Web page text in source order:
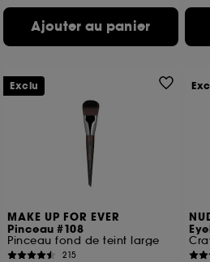
Ajouter au panier
MAKE UP FOR EVER
Pinceau #108
Pinceau fond de teint large
215
Exclu